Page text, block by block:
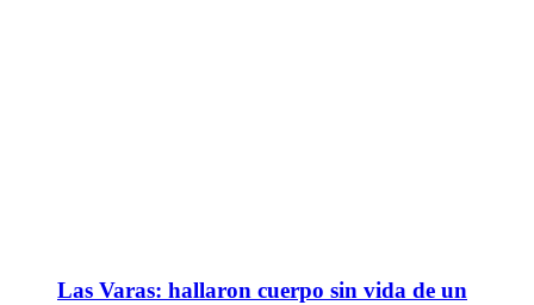
Las Varas: hallaron cuerpo sin vida de un